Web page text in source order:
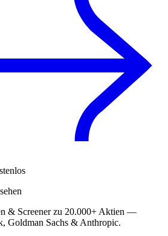
& Screener zu 20.000+ Aktien —
Goldman Sachs & Anthropic.